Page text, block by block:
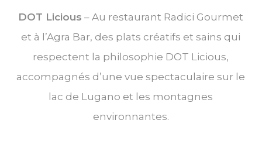
DOT Licious – Au restaurant Radici Gourmet
et à l’Agra Bar, des plats créatifs et sains qui
respectent la philosophie DOT Licious,
accompagnés d’une vue spectaculaire sur le
lac de Lugano et les montagnes
environnantes.